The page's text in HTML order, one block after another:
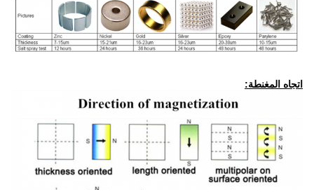
اتجاه المغنطة: